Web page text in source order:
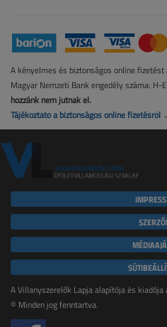
A kényelmes és biztonságos online fizetést
Magyar Nemzeti Bank engedély száma:
hozzánk nem jutnak el.
Tájékoztató a biztonságos online fizetésről
A Villanyszerelők Lapja alapítója és
© Minden jog fenntartva.